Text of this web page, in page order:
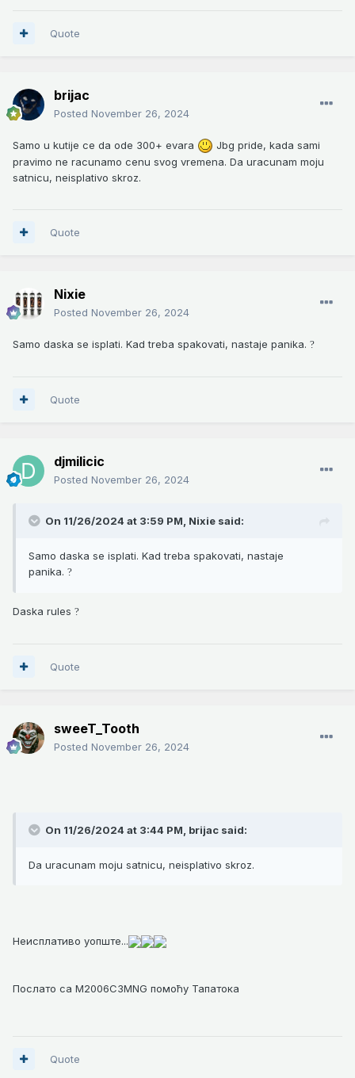
Quote
brijac
Posted November 26, 2024
Samo u kutije ce da ode 300+ evara
Jbg pride, kada sami
pravimo ne racunamo cenu svog vremena. Da uracunam moju
satnicu, neisplativo skroz.
Quote
Nixie
Posted November 26, 2024
Samo daska se isplati. Kad treba spakovati, nastaje panika. ?
Quote
djmilicic
Posted November 26, 2024
On 11/26/2024 at 3:59 PM, Nixie said:
Samo daska se isplati. Kad treba spakovati, nastaje
panika. ?
Daska rules ?
Quote
sweeT_Tooth
Posted November 26, 2024
On 11/26/2024 at 3:44 PM, brijac said:
Da uracunam moju satnicu, neisplativo skroz.
Неисплативо уопште...
Послато са M2006C3MNG помоћу Тапатока
Quote